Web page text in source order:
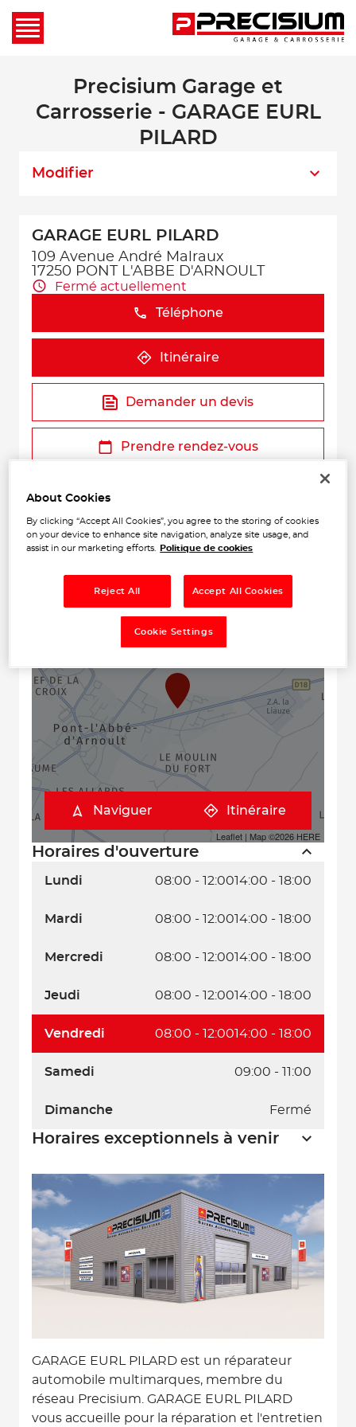
Precisium Garage et
Carrosserie - GARAGE EURL
PILARD
Modifier
GARAGE EURL PILARD
109 Avenue André Malraux
17250 PONT L'ABBE D'ARNOULT
Fermé actuellement
Téléphone
Itinéraire
Demander un devis
Prendre rendez-vous
Horaires d'ouverture
Lundi 08:00 - 12:0014:00 - 18:00
Mardi 08:00 - 12:0014:00 - 18:00
Mercredi 08:00 - 12:0014:00 - 18:00
Jeudi 08:00 - 12:0014:00 - 18:00
Vendredi 08:00 - 12:0014:00 - 18:00
Samedi 09:00 - 11:00
Dimanche Fermé
Horaires exceptionnels à venir
+
Leaflet | Map ©2026 HERE
Naviguer Itinéraire
GARAGE EURL PILARD est un réparateur
automobile multimarques, membre du
réseau Precisium. GARAGE EURL PILARD
vous accueille pour la réparation et l'entretien
About Cookies
By clicking “Accept All Cookies”, you agree to the storing of cookies
on your device to enhance site navigation, analyze site usage, and
assist in our marketing efforts.
Politique de cookies
Reject All Accept All Cookies
Cookie Settings